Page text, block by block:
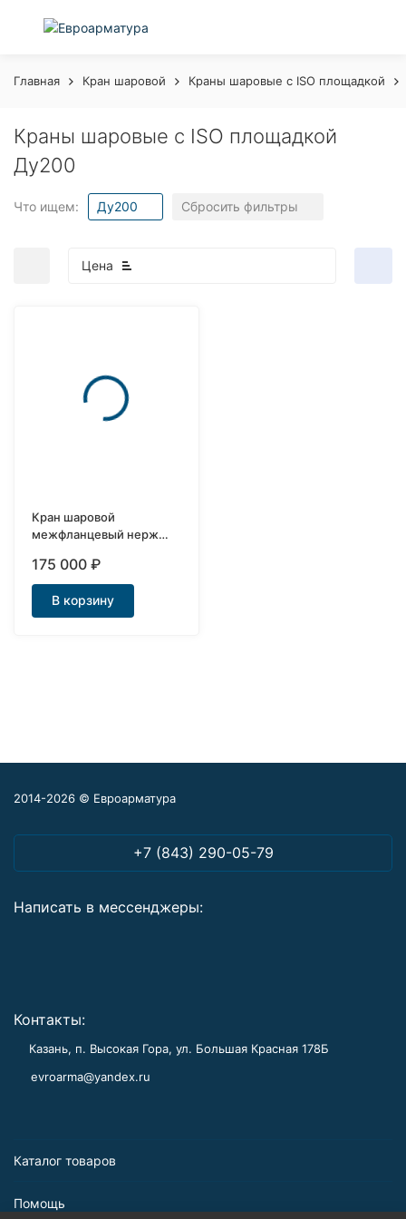
Главная Кран шаровой Краны шаровые с ISO площадкой
Краны шаровые с ISO площадкой
Ду200
Что ищем: Ду200 Сбросить фильтры
Цена
покупателей
Кран шаровой
межфланцевый нерж
привод
175 000₽
В корзину
2014-2026 © Евроарматура
+7 (843) 290-05-79
Написать в мессенджеры:
Контакты:
Казань, п. Высокая Гора, ул. Большая Красная 178Б
evroarma@yandex.ru
Каталог товаров
Помощь